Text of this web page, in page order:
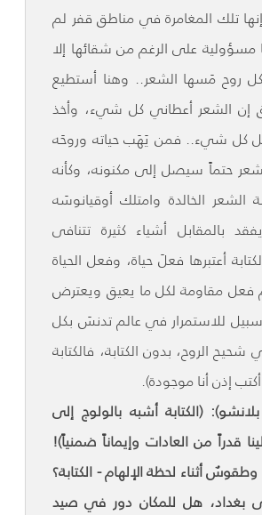
تلك المغامرة في مناطق قفر لم
مسؤولية على الرغم من شقائها إلا
روح مَسها الشعر.. وهنا أستطيع
إن الشعر أعطاني كل شيء، وأخذ
كل شيء.. فمن يَهَب حياته وروحَه
حتماً سيصل إلى مكنونه، وكأنه
الخالدة وامتلك أوقيانوسَه
بالمقابل أشياء كثيرة تتنافى
أعتبرها فعلَ حياة، وفعل الحياة
مقاومة لكل ما يعيق ويعترض
سبيل للاستمرار في عالم تدنسَ بكل
الروح، بدون الكتابة، فالكتابة
إذن أنا موجودة).
(الكتابة أشبه بالولوج إلى
قدراً من العادات وإيماناً ضمنياً)!
أثناء لحظة الإلهام - الكتابة؟
هل للمكان دور في صيد